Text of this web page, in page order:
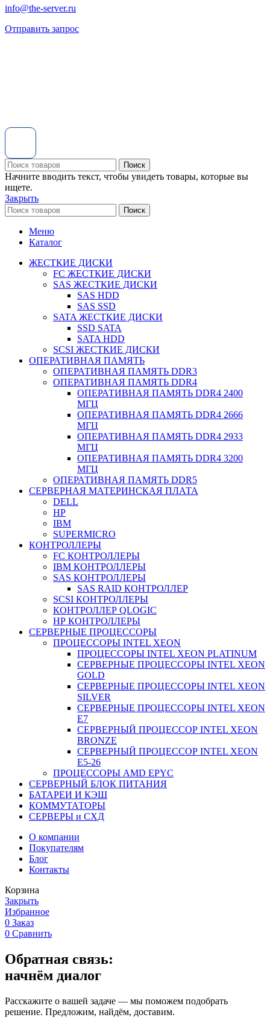
info@the-server.ru
Отправить запрос
Поиск
Начните вводить текст, чтобы увидеть товары, которые вы
ищете.
Закрыть
Поиск
Меню
Каталог
ЖЕСТКИЕ ДИСКИ
FC ЖЕСТКИЕ ДИСКИ
SAS ЖЕСТКИЕ ДИСКИ
SAS HDD
SAS SSD
SATA ЖЕСТКИЕ ДИСКИ
SSD SATA
SATA HDD
SCSI ЖЕСТКИЕ ДИСКИ
ОПЕРАТИВНАЯ ПАМЯТЬ
ОПЕРАТИВНАЯ ПАМЯТЬ DDR3
ОПЕРАТИВНАЯ ПАМЯТЬ DDR4
ОПЕРАТИВНАЯ ПАМЯТЬ DDR4 2400
МГЦ
ОПЕРАТИВНАЯ ПАМЯТЬ DDR4 2666
МГЦ
ОПЕРАТИВНАЯ ПАМЯТЬ DDR4 2933
МГЦ
ОПЕРАТИВНАЯ ПАМЯТЬ DDR4 3200
МГЦ
ОПЕРАТИВНАЯ ПАМЯТЬ DDR5
СЕРВЕРНАЯ МАТЕРИНСКАЯ ПЛАТА
DELL
HP
IBM
SUPERMICRO
КОНТРОЛЛЕРЫ
FC КОНТРОЛЛЕРЫ
IBM КОНТРОЛЛЕРЫ
SAS КОНТРОЛЛЕРЫ
SAS RAID КОНТРОЛЛЕР
SCSI КОНТРОЛЛЕРЫ
КОНТРОЛЛЕР QLOGIC
НР КОНТРОЛЛЕРЫ
СЕРВЕРНЫЕ ПРОЦЕССОРЫ
ПРОЦЕССОРЫ INTEL XEON
ПРОЦЕССОРЫ INTEL XEON PLATINUM
СЕРВЕРНЫЕ ПРОЦЕССОРЫ INTEL XEON
GOLD
СЕРВЕРНЫЕ ПРОЦЕССОРЫ INTEL XEON
SILVER
СЕРВЕРНЫЕ ПРОЦЕССОРЫ INTEL XEON
Е7
СЕРВЕРНЫЙ ПРОЦЕССОР INTEL XEON
BRONZE
СЕРВЕРНЫЙ ПРОЦЕССОР INTEL XEON
Е5-26
ПРОЦЕССОРЫ AMD EPYC
СЕРВЕРНЫЙ БЛОК ПИТАНИЯ
БАТАРЕИ И КЭШ
КОММУТАТОРЫ
СЕРВЕРЫ и СХД
О компании
Покупателям
Блог
Контакты
Корзина
Закрыть
Избранное
0 Заказ
0 Сравнить
Обратная связь:
начнём диалог
Расскажите о вашей задаче — мы поможем подобрать
решение. Предложим, найдём, доставим.